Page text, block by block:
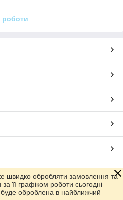
роботи
Prom.ua
швидко обробляти замовлення та
її графіком роботи сьогодні
оброблена в найближчий